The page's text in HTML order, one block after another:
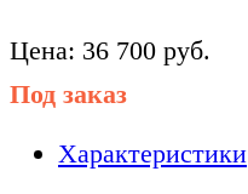
Цена: 36 700 руб.
Под заказ
Характеристики